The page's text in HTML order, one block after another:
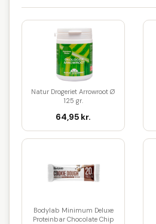
Natur Drogeriet Arrowroot Ø
125 gr.
64,95 kr.
Bodylab Minimum Deluxe
Proteinbar Chocolate Chip